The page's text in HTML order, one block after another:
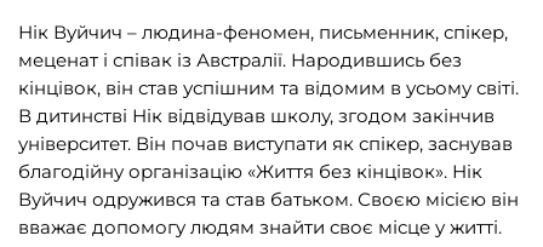
Науково-популярна література (1015)
Навчальна література та посібники (527)
Енциклопедії, довідники, словники (55)
Подарункові сертифікати (1)
Нік Вуйчич – людина-феномен, письменник, спікер,
меценат і співак із Австралії. Народившись без
кінцівок, він став успішним та відомим в усьому світі.
В дитинстві Нік відвідував школу, згодом закінчив
університет. Він почав виступати як спікер, заснував
благодійну організацію «Життя без кінцівок». Нік
Вуйчич одружився та став батьком. Своєю місією він
вважає допомогу людям знайти своє місце у житті.